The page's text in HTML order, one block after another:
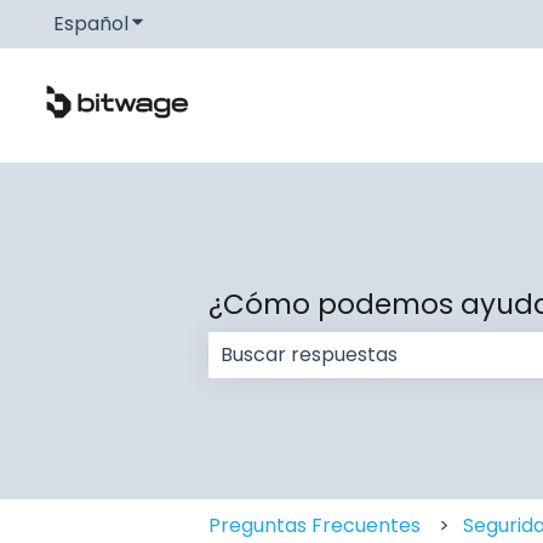
EspañolTraducciones de Mostrar submenú de
¿Cómo podemos
Preguntas Frecuentes